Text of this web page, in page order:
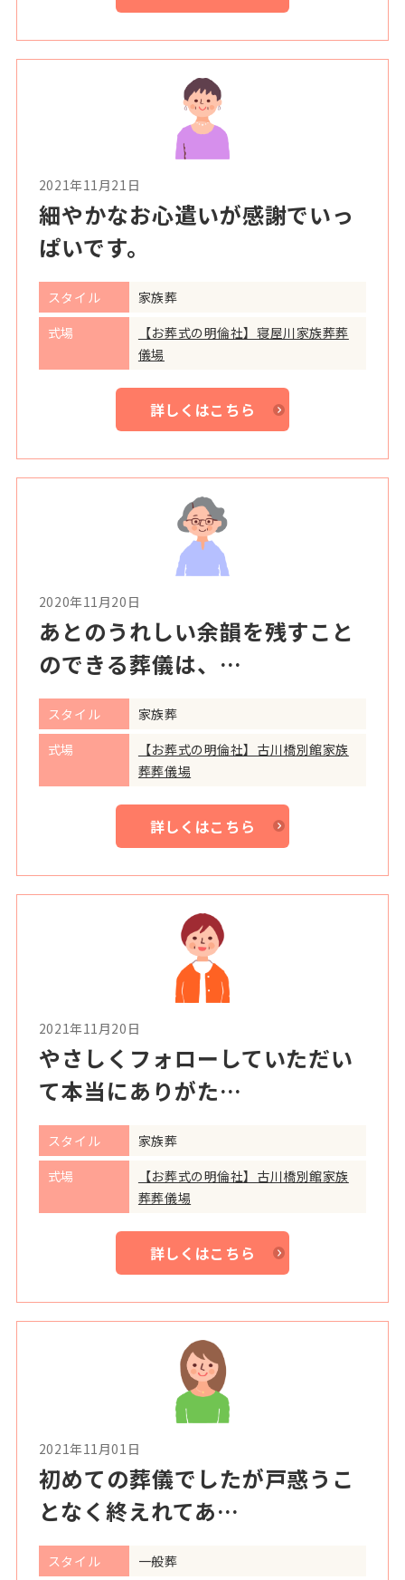
2021年11月21日
細やかなお心遣いが感謝でいっ
ぱいです。
スタイル
家族葬
式場
【お葬式の明倫社】寝屋川家族葬葬
儀場
詳しくはこちら
2020年11月20日
あとのうれしい余韻を残すこと
のできる葬儀は、…
スタイル
家族葬
式場
【お葬式の明倫社】古川橋別館家族
葬葬儀場
詳しくはこちら
2021年11月20日
やさしくフォローしていただい
て本当にありがた…
スタイル
家族葬
式場
【お葬式の明倫社】古川橋別館家族
葬葬儀場
詳しくはこちら
2021年11月01日
初めての葬儀でしたが戸惑うこ
となく終えれてあ…
スタイル 一般葬